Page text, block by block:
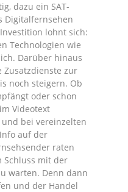
dazu ein SAT-
Digitalfernsehen
lohnt sich:
Technologien wie
Darüber hinaus
Zusatzdienste zur
noch steigern. Ob
oder schon
Videotext
und bei vereinzelten
auf der
raten
Schluss mit der
warten. Denn dann
und der Handel